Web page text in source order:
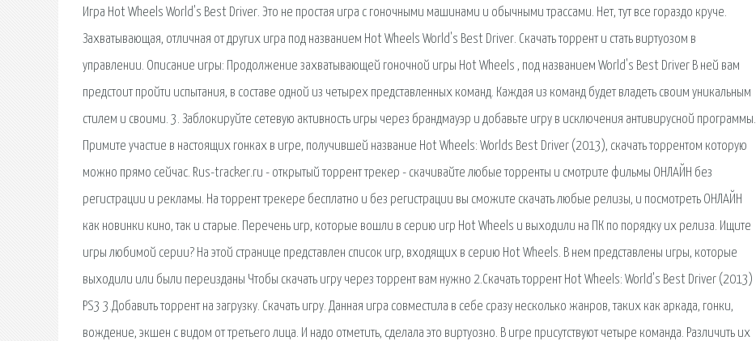
Игра Hot Wheels World's Best Driver. Это не простая игра с гоночными машинами и обычными трассами. Нет, тут все гораздо круче.
Захватывающая, отличная от других игра под названием Hot Wheels World's Best Driver. Скачать торрент и стать виртуозом в
управлении. Описание игры: Продолжение захватывающей гоночной игры Hot Wheels , под названием World's Best Driver В ней вам
предстоит пройти испытания, в составе одной из четырех представленных команд. Каждая из команд будет владеть своим уникальным
стилем и своими. 3. Заблокируйте сетевую активность игры через брандмауэр и добавьте игру в исключения антивирусной программы.
Примите участие в настоящих гонках в игре, получившей название Hot Wheels: Worlds Best Driver (2013), скачать торрентом которую
можно прямо сейчас. Rus-tracker.ru - открытый торрент трекер - скачивайте любые торренты и смотрите фильмы ОНЛАЙН без
регистрации и рекламы. На торрент трекере бесплатно и без регистрации вы сможите скачать любые релизы, и посмотреть ОНЛАЙН
как новинки кино, так и старые. Перечень игр, которые вошли в серию игр Hot Wheels и выходили на ПК по порядку их релиза. Ищите
игры любимой серии? На этой странице представлен список игр, входящих в серию Hot Wheels. В нем представлены игры, которые
выходили или были переизданы Чтобы скачать игру через торрент вам нужно 2.Скачать торрент Hot Wheels: World's Best Driver (2013)
PS3 3.Добавить торрент на загрузку. Скачать игру. Данная игра совместила в себе сразу несколько жанров, таких как аркада, гонки,
вождение, экшен с видом от третьего лица. И надо отметить, сделала это виртуозно. В игре присутствуют четыре команда. Различить их